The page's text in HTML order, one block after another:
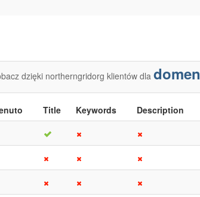
dzięki northerngridorg klientów dla domen
Title Keywords Description